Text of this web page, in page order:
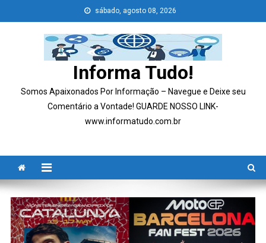
to
sábado, agosto 08, 2026
Informa Tudo!
Somos Apaixonados Por Informação – Navegue e Deixe seu
Comentário a Vontade! GUARDE NOSSO LINK-
www.informatudo.com.br